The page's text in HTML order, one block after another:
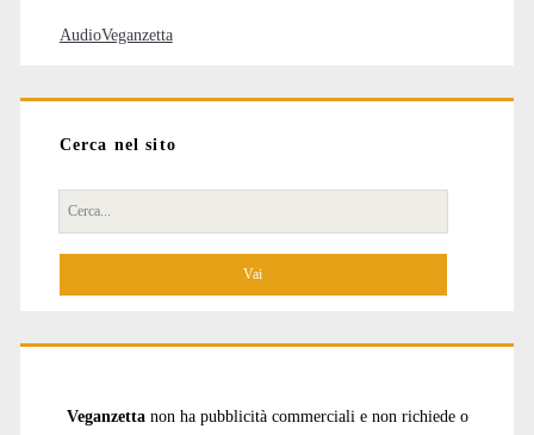
AudioVeganzetta
Cerca nel sito
Cerca
per:
Veganzetta non ha pubblicità commerciali e non richiede o